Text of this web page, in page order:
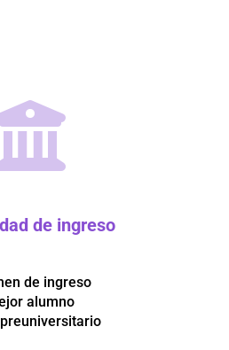
de ingreso
de ingreso
alumno